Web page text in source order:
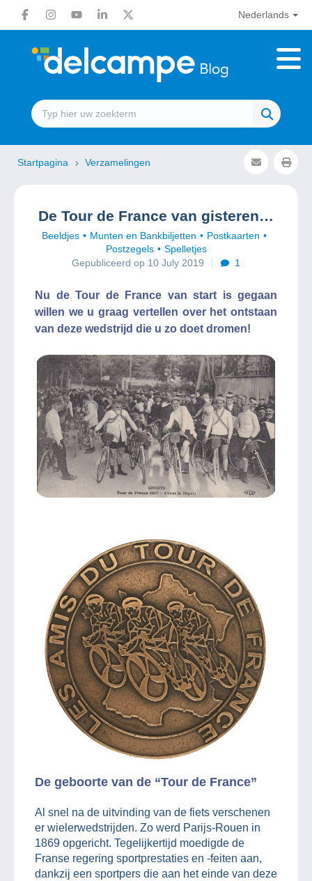
Nederlands
Startpagina Verzamelingen
De Tour de France van gisteren…
Beeldjes Munten en Bankbiljetten
Postkaarten
Postzegels
Spelletjes
Gepubliceerd op 10 July 2019
1
Nu de Tour de France van start is gegaan
willen we u graag vertellen over het ontstaan
van deze wedstrijd die u zo doet dromen!
De geboorte van de “Tour de France”
Al snel na de uitvinding van de fiets verschenen
er wielerwedstrijden. Zo werd Parijs-Rouen in
1869 opgericht. Tegelijkertijd moedigde de
Franse regering sportprestaties en -feiten aan,
dankzij een sportpers die aan het einde van deze